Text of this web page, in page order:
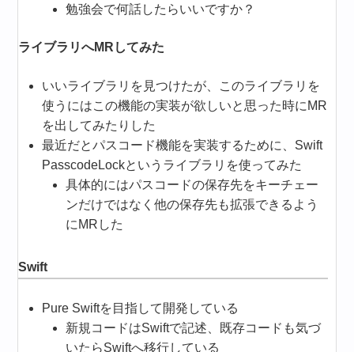
勉強会で何話したらいいですか？
ライブラリへMRしてみた
いいライブラリを見つけたが、このライブラリを
使うにはこの機能の実装が欲しいと思った時にMR
を出してみたりした
最近だとパスコード機能を実装するために、Swift
PasscodeLockというライブラリを使ってみた
具体的にはパスコードの保存先をキーチェー
ンだけではなく他の保存先も拡張できるよう
にMRした
Swift
Pure Swiftを目指して開発している
新規コードはSwiftで記述、既存コードも気づ
いたらSwiftへ移行している